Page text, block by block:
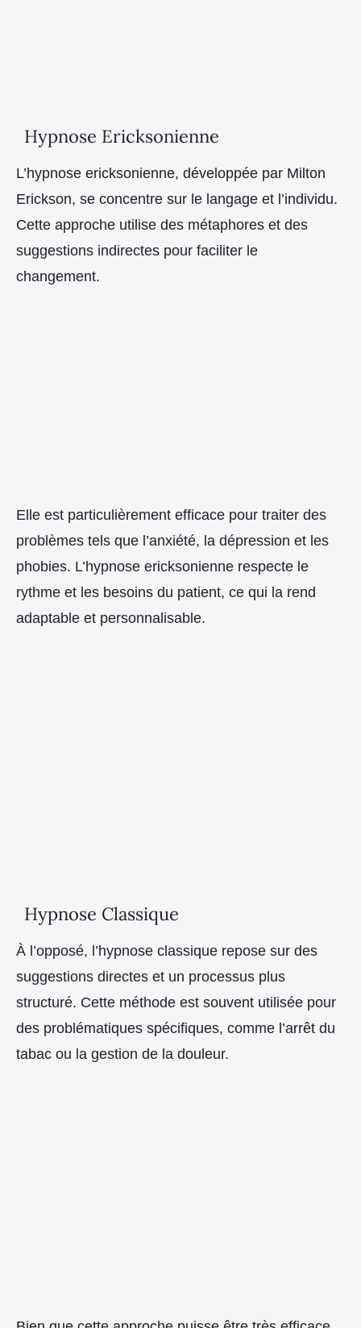
Hypnose Ericksonienne
L’hypnose ericksonienne, développée par Milton
Erickson, se concentre sur le langage et l’individu.
Cette approche utilise des métaphores et des
suggestions indirectes pour faciliter le
changement.
Elle est particulièrement efficace pour traiter des
problèmes tels que l’anxiété, la dépression et les
phobies. L’hypnose ericksonienne respecte le
rythme et les besoins du patient, ce qui la rend
adaptable et personnalisable.
Hypnose Classique
À l’opposé, l’hypnose classique repose sur des
suggestions directes et un processus plus
structuré. Cette méthode est souvent utilisée pour
des problématiques spécifiques, comme l’arrêt du
tabac ou la gestion de la douleur.